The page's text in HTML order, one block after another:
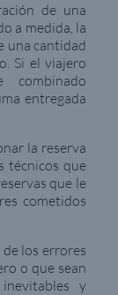
de una
a medida, la
una cantidad
Si el viajero
entregada
la reserva
técnicos que
que le
cometidos
los errores
o que sean
y